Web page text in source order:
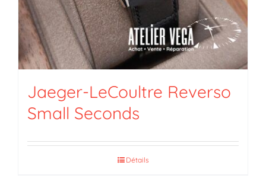
Jaeger-LeCoultre Reverso
Small Seconds
Détails